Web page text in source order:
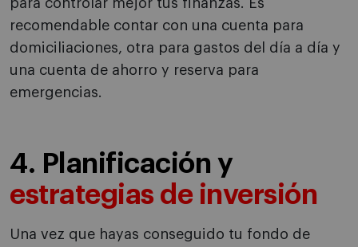
para controlar mejor tus finanzas. Es
recomendable contar con una cuenta para
domiciliaciones, otra para gastos del día a día y
una cuenta de ahorro y reserva para
emergencias.
4. Planificación y
estrategias de inversión
Una vez que hayas conseguido tu fondo de